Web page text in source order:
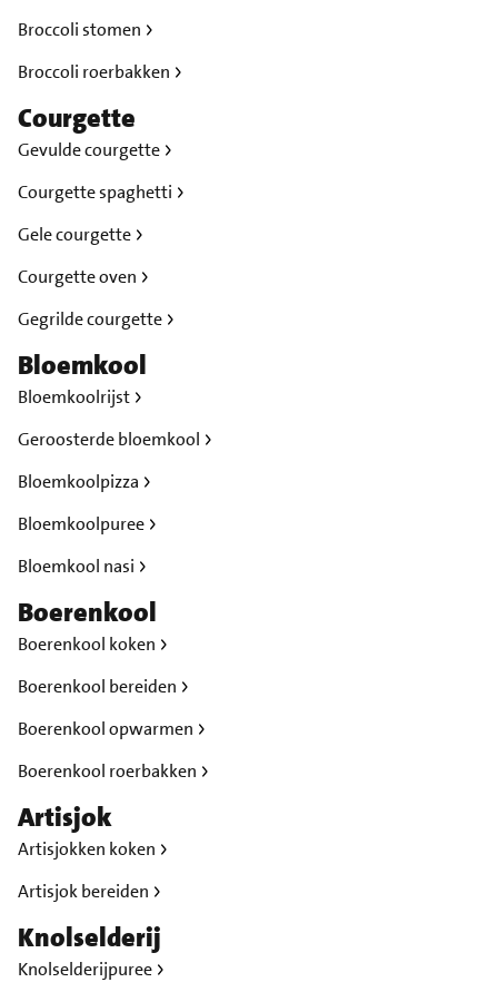
Broccoli stomen
Broccoli roerbakken
Courgette
Gevulde courgette
Courgette spaghetti
Gele courgette
Courgette oven
Gegrilde courgette
Bloemkool
Bloemkoolrijst
Geroosterde bloemkool
Bloemkoolpizza
Bloemkoolpuree
Bloemkool nasi
Boerenkool
Boerenkool koken
Boerenkool bereiden
Boerenkool opwarmen
Boerenkool roerbakken
Artisjok
Artisjokken koken
Artisjok bereiden
Knolselderij
Knolselderijpuree